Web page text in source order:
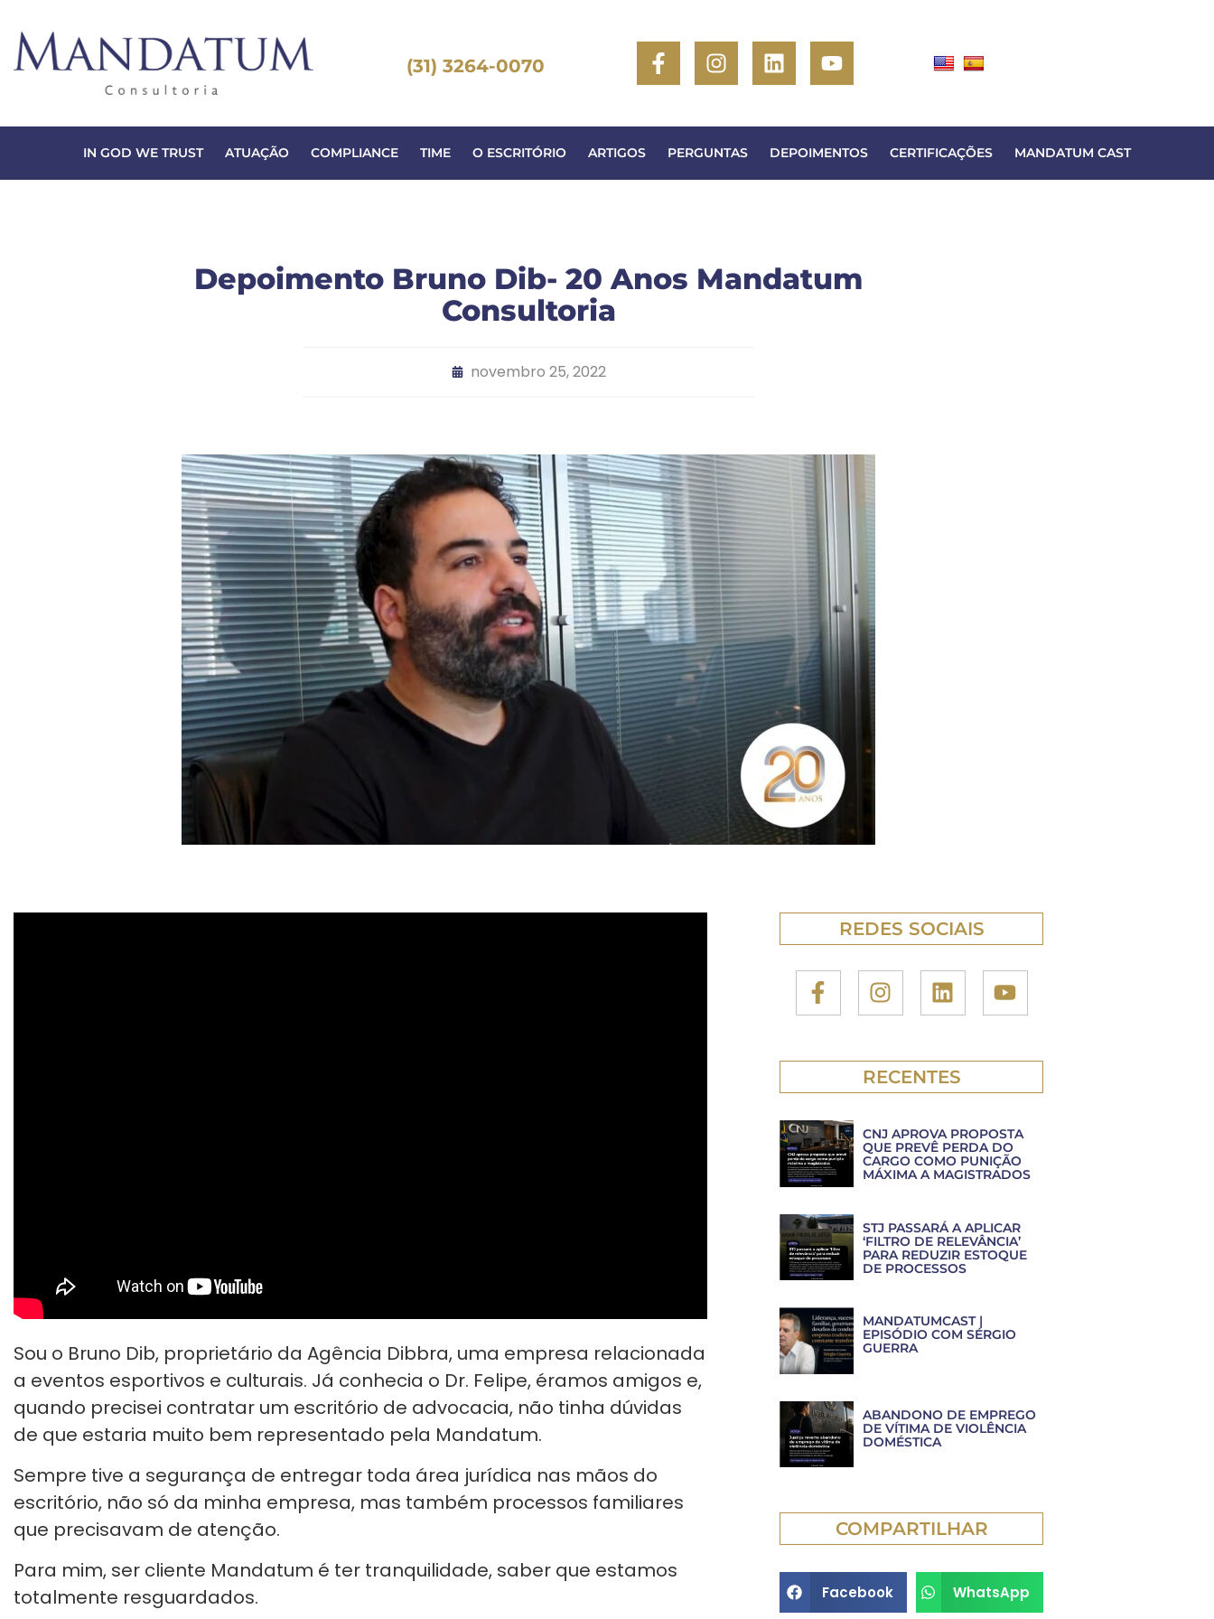
(31) 3264-0070
IN GOD WE TRUST ATUAÇÃO COMPLIANCE TIME O ESCRITÓRIO ARTIGOS PERGUNTAS DEPOIMENTOS CERTIFICAÇÕES MANDATUM CAST
Depoimento Bruno Dib- 20 Anos Mandatum
Consultoria
novembro 25, 2022
Sou o Bruno Dib, proprietário da Agência Dibbra, uma empresa relacionada
a eventos esportivos e culturais. Já conhecia o Dr. Felipe, éramos amigos e,
quando precisei contratar um escritório de advocacia, não tinha dúvidas
de que estaria muito bem representado pela Mandatum.
Sempre tive a segurança de entregar toda área jurídica nas mãos do
escritório, não só da minha empresa, mas também processos familiares
que precisavam de atenção.
Para mim, ser cliente Mandatum é ter tranquilidade, saber que estamos
totalmente resguardados.
REDES SOCIAIS
RECENTES
CNJ APROVA PROPOSTA
QUE PREVÊ PERDA DO
CARGO COMO PUNIÇÃO
MÁXIMA A MAGISTRADOS
STJ PASSARÁ A APLICAR
‘FILTRO DE RELEVÂNCIA’
PARA REDUZIR ESTOQUE
DE PROCESSOS
MANDATUMCAST |
EPISÓDIO COM SÉRGIO
GUERRA
ABANDONO DE EMPREGO
DE VÍTIMA DE VIOLÊNCIA
DOMÉSTICA
COMPARTILHAR
Facebook WhatsApp